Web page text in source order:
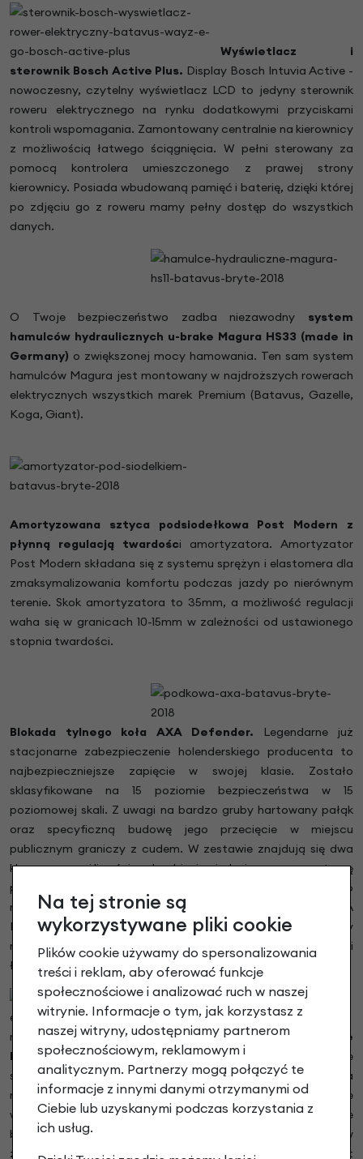
Wyświetlacz i
sterownik Bosch Active Plus. Display Bosch Intuvia Active -
nowoczesny, czytelny wyświetlacz LCD to jedyny sterownik
roweru elektrycznego na rynku dodatkowymi przyciskami
kontroli wspomagania. Zamontowany centralnie na kierownicy
z możliwością łatwego ściągnięcia. W pełni sterowany za
pomocą kontrolera umieszczonego z prawej strony
kierownicy. Posiada wbudowaną pamięć i baterię, dzięki której
po zdjęciu go z roweru mamy pełny dostęp do wszystkich
danych.
O Twoje bezpieczeństwo zadba niezawodny system
hamulców hydraulicznych u-brake Magura HS33 (made in
Germany) o zwiększonej mocy hamowania. Ten sam system
hamulców Magura jest montowany w najdroższych rowerach
elektrycznych wszystkich marek Premium (Batavus, Gazelle,
Koga, Giant).
Amortyzowana sztyca podsiodełkowa Post Modern z
płynną regulacją twardości amortyzatora. Amortyzator
Post Modern składana się z systemu sprężyn i elastomera dla
zmaksymalizowania komfortu podczas jazdy po nierównym
terenie. Skok amortyzatora to 35mm, a możliwość regulacji
waha się w granicach 10-15mm w zależności od ustawionego
stopnia twardości.
Blokada tylnego koła AXA Defender.
Legendarne już
stacjonarne zabezpieczenie holenderskiego producenta to
najbezpieczniejsze zapięcie w swojej klasie. Zostało
sklasyfikowane na 15 poziomie bezpieczeństwa w 15
poziomowej skali. Z uwagi na bardzo gruby hartowany pałąk
oraz specyficzną budowę jego przecięcie w miejscu
publicznym graniczy z cudem. W zestawie znajdują się dwa
klucze z możliwością dorobienia jedynie poprzez stronę
producenta podając kod zabezpieczający, co zmniejsza do
minimum ryzyko dorobienia klucza przez osoby trzecie. AXA
Defender posiada specjalny otwór AXA Plug-in pozwalający
na zintegrowanie dodatkowego zabezpieczenia z postaci
łańcucha lub linki (
sprawdź dostępne linki i łańcuchy
Opony Schwalbe
Energizer Plus 50 km/h.To opona rowerowa specjalnie
skonstruowana do rowerów elektrycznych. Wysokojakościowa
mieszanka gumy posiada niskie opory toczenia i przede
wszystkim bardzo dobrą przyczepność. To daje pełne
bezpieczeństwo również przy wysokich prędkościach w
zakrętach. Opony Schwalbe Energizer posiadają certyfikat
Na tej stronie są
wykorzystywane pliki cookie
Plików cookie używamy do spersonalizowania
treści i reklam, aby oferować funkcje
społecznościowe i analizować ruch w naszej
witrynie. Informacje o tym, jak korzystasz z
naszej witryny, udostępniamy partnerom
społecznościowym, reklamowym i
analitycznym. Partnerzy mogą połączyć te
informacje z innymi danymi otrzymanymi od
Ciebie lub uzyskanymi podczas korzystania z
ich usług.